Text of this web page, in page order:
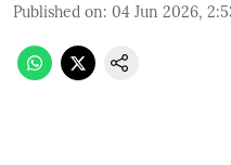
Published on: 04 Jun 2026,